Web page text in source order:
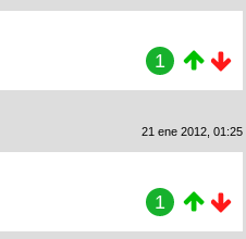
1
21 ene 2012, 01:25
1